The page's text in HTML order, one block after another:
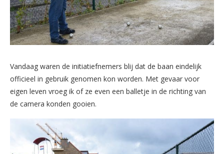
Vandaag waren de initiatiefnemers blij dat de baan eindelijk
officieel in gebruik genomen kon worden. Met gevaar voor
eigen leven vroeg ik of ze even een balletje in de richting van
de camera konden gooien.